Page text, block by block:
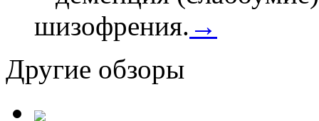
шизофрения. →
Другие обзоры